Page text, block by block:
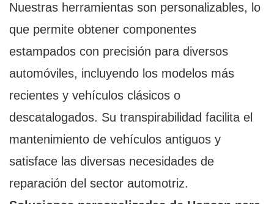
Nuestras herramientas son personalizables, lo
que permite obtener componentes
estampados con precisión para diversos
automóviles, incluyendo los modelos más
recientes y vehículos clásicos o
descatalogados. Su transpirabilidad facilita el
mantenimiento de vehículos antiguos y
satisface las diversas necesidades de
reparación del sector automotriz.